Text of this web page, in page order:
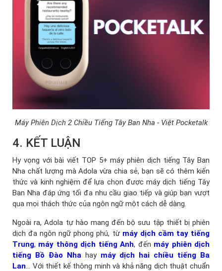
Máy Phiên Dịch 2 Chiều Tiếng Tây Ban Nha - Việt Pocketalk
4. KẾT LUẬN
Hy vọng với bài viết TOP 5+ máy phiên dịch tiếng Tây Ban
Nha chất lượng mà Adola vừa chia sẻ, bạn sẽ có thêm kiến
thức và kinh nghiệm để lựa chọn được máy dịch tiếng Tây
Ban Nha đáp ứng tối đa nhu cầu giao tiếp và giúp bạn vượt
qua mọi thách thức của ngôn ngữ một cách dễ dàng.
Ngoài ra, Adola tự hào mang đến bộ sưu tập thiết bị phiên
dịch đa ngôn ngữ phong phú, từmáy dịch cầm tay tiếng
Trung, máy thông dịch tiếng Anh, đến máy phiên dịch
tiếng Bồ Đào Nhahay máy dịch hai chiều tiếng Ba
Lan... Với thiết kế thông minh và khả năng dịch thuật chuẩn